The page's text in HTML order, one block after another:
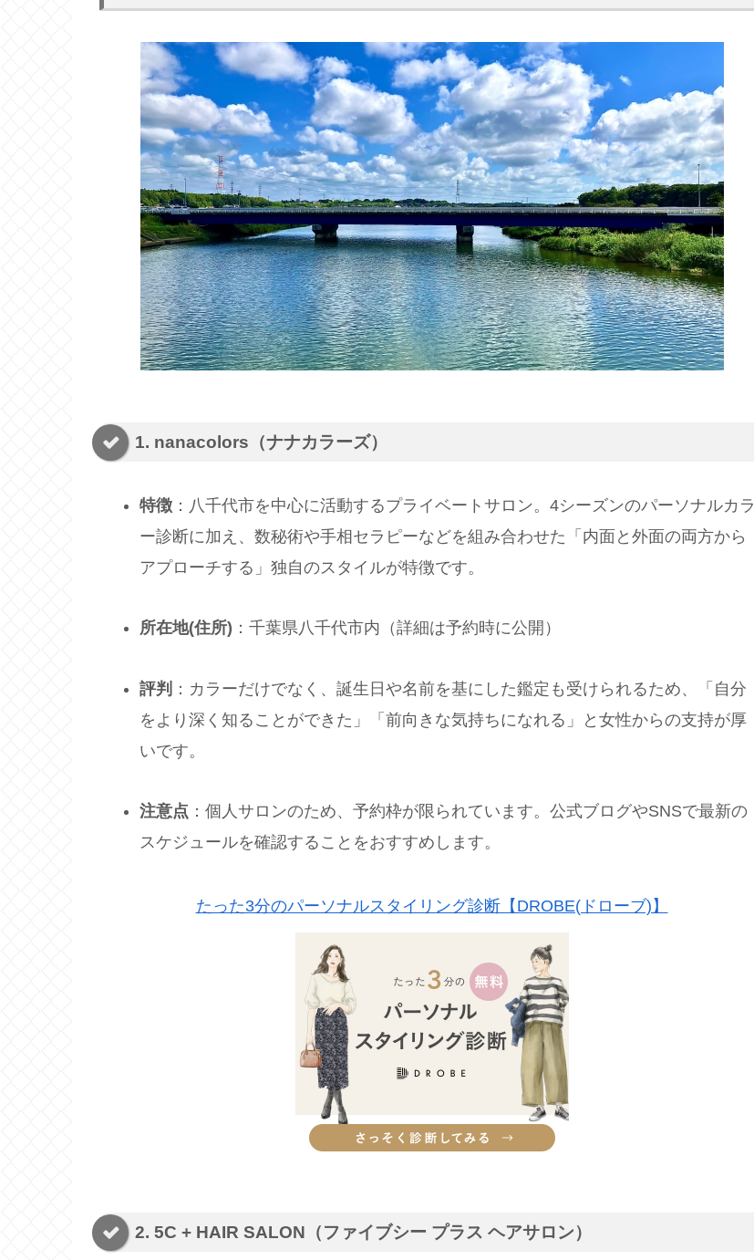
1. nanacolors（ナナカラーズ）
特徴：八千代市を中心に活動するプライベートサロン。4シーズンのパーソナルカラ
ー診断に加え、数秘術や手相セラピーなどを組み合わせた「内面と外面の両方から
アプローチする」独自のスタイルが特徴です。
所在地(住所) ：千葉県八千代市内（詳細は予約時に公開）
評判 ：カラーだけでなく、誕生日や名前を基にした鑑定も受けられるため、「自分
をより深く知ることができた」「前向きな気持ちになれる」と女性からの支持が厚
いです。
注意点 ：個人サロンのため、予約枠が限られています。公式ブログやSNSで最新の
スケジュールを確認することをおすすめします。
たった3分のパーソナルスタイリング診断【DROBE(ドローブ)】
2. 5C + HAIR SALON（ファイブシー プラス ヘアサロン）